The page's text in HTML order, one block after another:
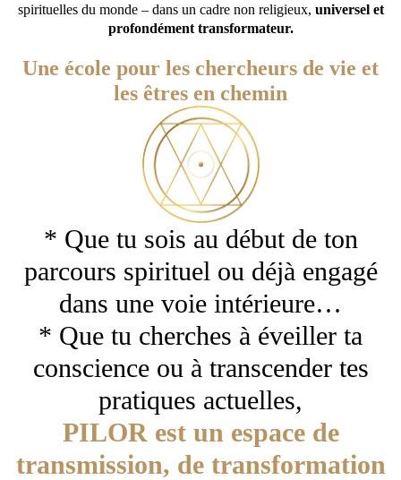
spirituelles du monde – dans un cadre non religieux, universel et
profondément transformateur.
Une école pour les chercheurs de vie et
les êtres en chemin
* Que tu sois au début de ton
parcours spirituel ou déjà engagé
dans une voie intérieure…
* Que tu cherches à éveiller ta
conscience ou à transcender tes
pratiques actuelles,
PILOR est un espace de
transmission, de transformation